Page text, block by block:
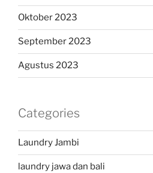
Oktober 2023
September 2023
Agustus 2023
Categories
Laundry Jambi
laundry jawa dan bali